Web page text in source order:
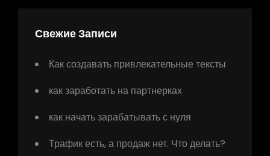
Свежие Записи
Как создавать привлекательные тексты
как заработать на партнерках
как начать зарабатывать с нуля
Трафик есть, а продаж нет. Что делать?